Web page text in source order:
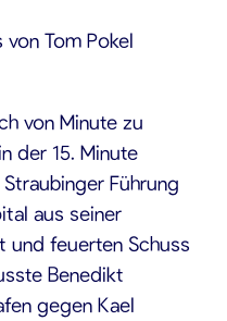
Tom Pokel
von Minute zu
der 15. Minute
Führung
aus seiner
und feuerten Schuss
Benedikt
gegen Kael